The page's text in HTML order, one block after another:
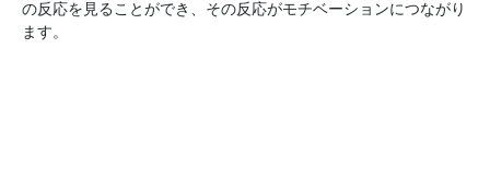
の反応を見ることができ、その反応がモチベーションにつながり
ます。